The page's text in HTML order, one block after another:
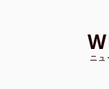
ニ